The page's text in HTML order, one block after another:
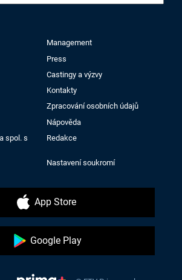
Management
Press
Castingy a výzvy
Kontakty
Zpracování osobních údajů
Nápověda
spol. s
Redakce
Nastavení soukromí
App Store
Google Play